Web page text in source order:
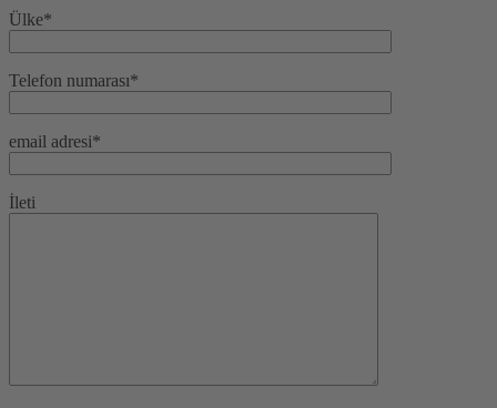
Ülke*
Telefon numarası*
email adresi*
İleti